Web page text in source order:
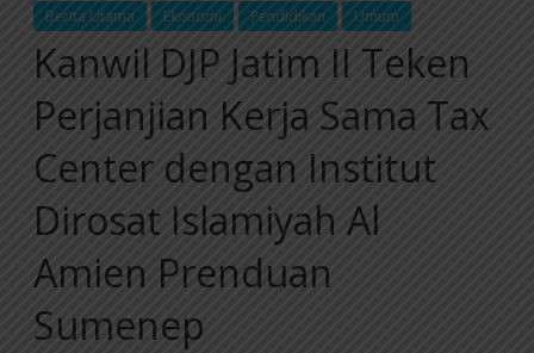
Berita Utama Ekonomi Pendidikan Umum
Kanwil DJP Jatim II Teken
Perjanjian Kerja Sama Tax
Center dengan Institut
Dirosat Islamiyah Al
Amien Prenduan
Sumenep